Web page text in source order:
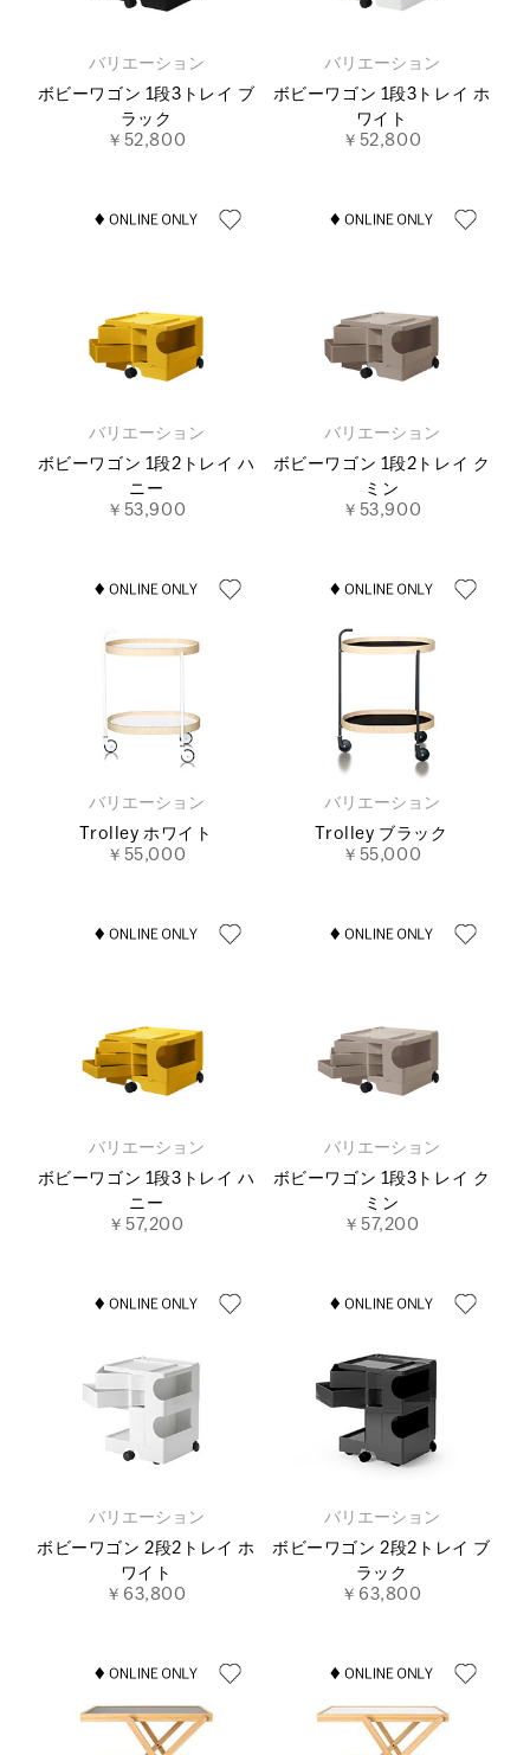
バリエーション
ボビーワゴン 1段3トレイ ブ
ラック
￥52,800
バリエーション
ボビーワゴン 1段3トレイ ホ
ワイト
￥52,800
バリエーション
ボビーワゴン 1段2トレイ ハ
ニー
￥53,900
バリエーション
ボビーワゴン 1段2トレイ ク
ミン
￥53,900
バリエーション
Trolley ホワイト
￥55,000
バリエーション
Trolley ブラック
￥55,000
バリエーション
ボビーワゴン 1段3トレイ ハ
ニー
￥57,200
バリエーション
ボビーワゴン 1段3トレイ ク
ミン
￥57,200
バリエーション
ボビーワゴン 2段2トレイ ホ
ワイト
￥63,800
バリエーション
ボビーワゴン 2段2トレイ ブ
ラック
￥63,800